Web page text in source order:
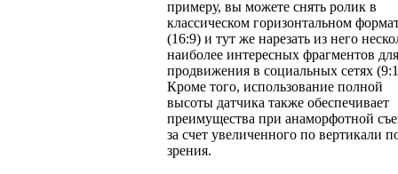
примеру, вы можете снять ролик в
классическом горизонтальном
(16:9) и тут же нарезать из него
наиболее интересных фрагментов для
продвижения в социальных сетях
Кроме того, использование полной
высоты датчика также обеспечивает
преимущества при анаморфотной
за счет увеличенного по вертикали
зрения.